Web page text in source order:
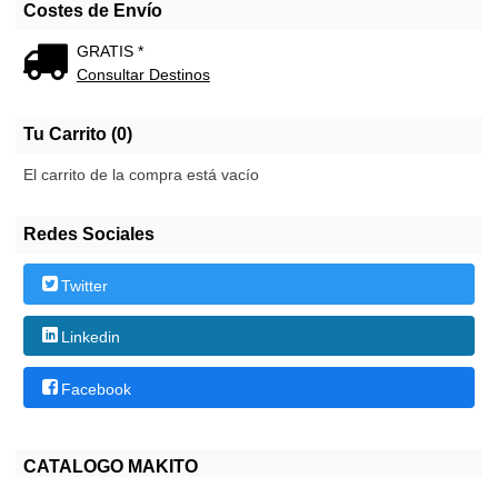
Costes de Envío
GRATIS *
Consultar Destinos
Tu Carrito (0)
El carrito de la compra está vacío
Redes Sociales
Twitter
Linkedin
Facebook
CATALOGO MAKITO